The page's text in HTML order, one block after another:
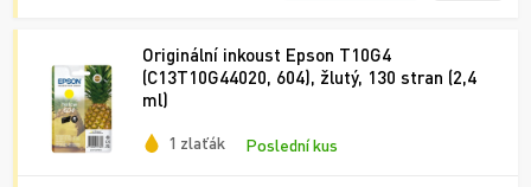
Originální inkoust Epson T10G4
(C13T10G44020, 604), žlutý, 130 stran (2,4
ml)
1 zlaťák Poslední kus